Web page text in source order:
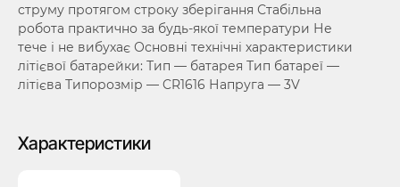
струму протягом строку зберігання Стабільна
робота практично за будь-якої температури Не
тече і не вибухає Основні технічні характеристики
літієвої батарейки: Тип — батарея Тип батареї —
літієва Типорозмір — CR1616 Напруга — 3V
Характеристики